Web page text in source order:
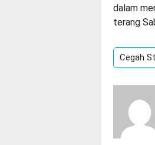
dalam
terang
Cegah